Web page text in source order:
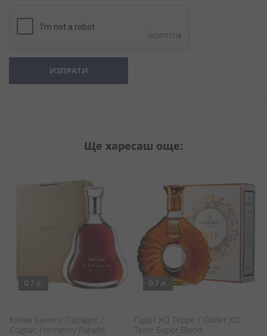
ИЗПРАТИ
Ще харесаш още:
0.7 л.
Коняк Хенеси Парадис /
Cognac Hennessy Paradis
0.7 л.
Годет ХО Терре / Godet XO
Terre Super Blend